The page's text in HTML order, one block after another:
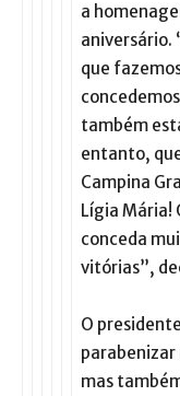
a
aniversário.
que
também
entanto,
Campina
Lígia Mária!
conceda
vitórias”,
O
parabenizar
mas